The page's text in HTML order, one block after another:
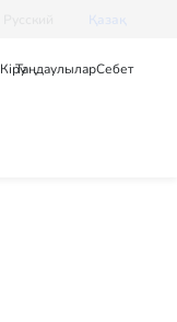
Қазақ
КіруТаңдаулыларСебет